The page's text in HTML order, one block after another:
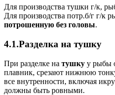
Для производства тушки г/к,
Для производства потр.б/г г/к
потрошенную без головы.
4.1.Разделка на тушку
При разделке на тушку у рыбы
плавник, срезают нижнюю
все внутренности, включая
должны быть ровными.